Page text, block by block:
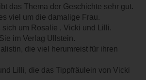
das Thema der Geschichte sehr gut.
viel um die damalige Frau.
sich um Rosalie , Vicki und Lilli.
im Verlag Ullstein.
die viel herumreist für ihren
Lilli, die das Tippfräulein von Vicki